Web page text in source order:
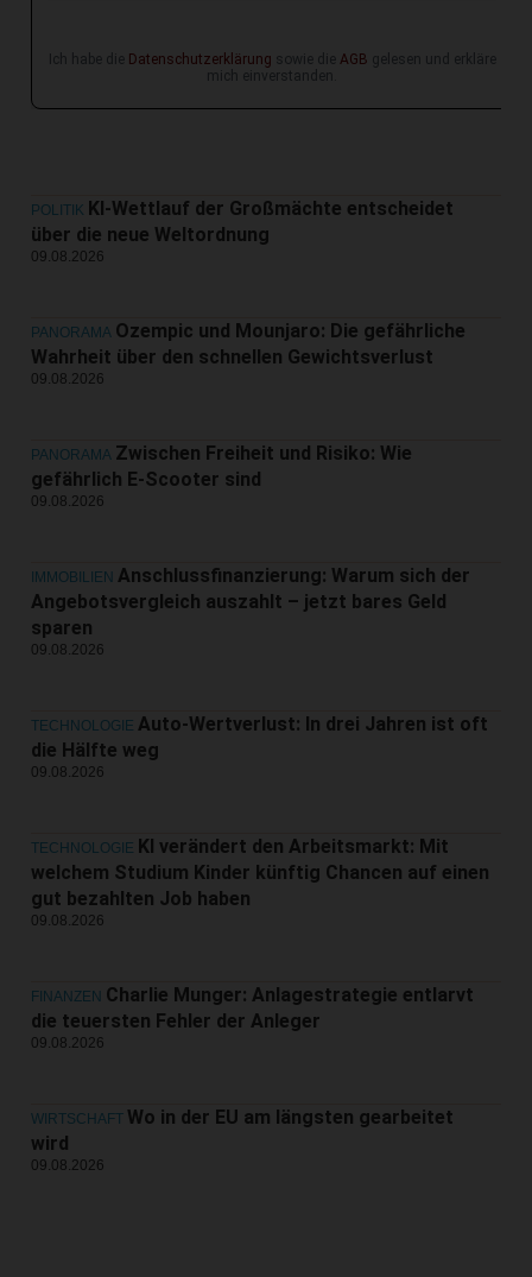
Ich habe die Datenschutzerklärung sowie die AGB gelesen und erkläre
mich einverstanden.
POLITIK KI-Wettlauf der Großmächte entscheidet
über die neue Weltordnung
09.08.2026
PANORAMA Ozempic und Mounjaro: Die gefährliche
Wahrheit über den schnellen Gewichtsverlust
09.08.2026
PANORAMA Zwischen Freiheit und Risiko: Wie
gefährlich E-Scooter sind
09.08.2026
IMMOBILIEN Anschlussfinanzierung: Warum sich der
Angebotsvergleich auszahlt – jetzt bares Geld
sparen
09.08.2026
TECHNOLOGIE Auto-Wertverlust: In drei Jahren ist oft
die Hälfte weg
09.08.2026
TECHNOLOGIE KI verändert den Arbeitsmarkt: Mit
welchem Studium Kinder künftig Chancen auf einen
gut bezahlten Job haben
09.08.2026
FINANZEN Charlie Munger: Anlagestrategie entlarvt
die teuersten Fehler der Anleger
09.08.2026
WIRTSCHAFT Wo in der EU am längsten gearbeitet
wird
09.08.2026